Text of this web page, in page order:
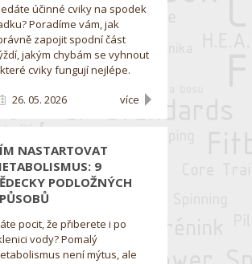
účinné cviky na spodek
Poradíme vám, jak
zapojit spodní část
jakým chybám se vyhnout
cviky fungují nejlépe.
26. 05. 2026 více
NASTARTOVAT
9
PODLOŽNÝCH
pocit, že přiberete i po
vody? Pomalý
není mýtus, ale